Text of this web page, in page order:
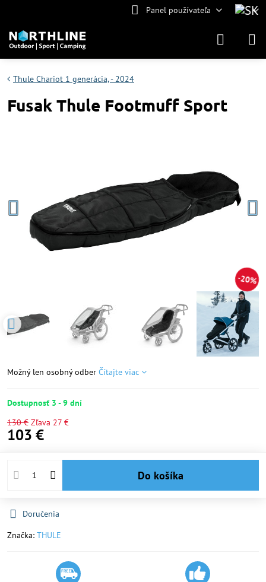
Panel používateľa
20%
Thule Chariot 1 generácia, - 2024
Fusak Thule Footmuff Sport
Možný len osobný odber Čítajte viac
Dostupnosť 3 - 9 dní
130 € Zľava 27 €
103 €
Do košíka
Doručenia
Značka: THULE